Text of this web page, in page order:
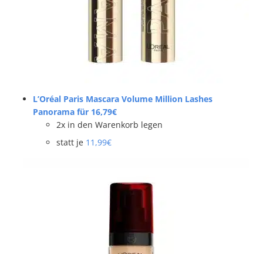
L’Oréal Paris Mascara Volume Million Lashes
Panorama für 16,79€
2x in den Warenkorb legen
statt je 11,99€